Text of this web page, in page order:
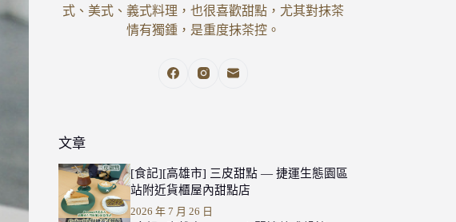
式、美式、義式料理，也很喜歡甜點，尤其對抹茶
情有獨鍾，是重度抹茶控。
文章
[食記][高雄市] 三皮甜點 — 捷運生態園區
站附近貨櫃屋內甜點店
2026 年 7 月 26 日